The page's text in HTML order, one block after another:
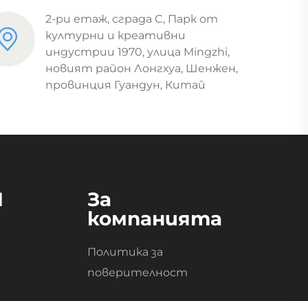
2-ри етаж, сграда C, Парк от
културни и креативни
индустрии 1970, улица Mingzhi,
новият район Лонгхуа, Шенжен,
провинция Гуандун, Китай
За
компанията
Политика за
поверителност